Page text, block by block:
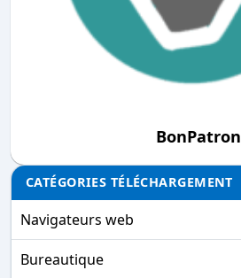
BonPatron
CATÉGORIES TÉLÉCHARGEMENT
Navigateurs web
Bureautique